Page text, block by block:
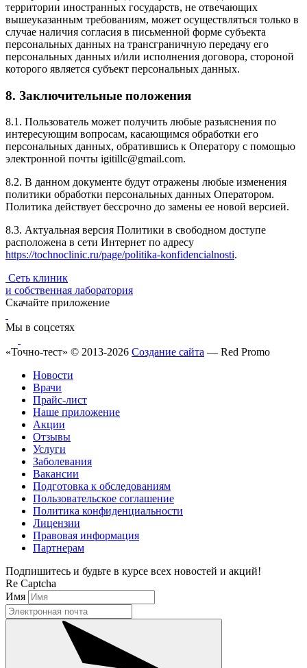
территории иностранных государств, не отвечающих
вышеуказанным требованиям, может осуществляться только в
случае наличия согласия в письменной форме субъекта
персональных данных на трансграничную передачу его
персональных данных и/или исполнения договора, стороной
которого является субъект персональных данных.
8. Заключительные положения
8.1. Пользователь может получить любые разъяснения по
интересующим вопросам, касающимся обработки его
персональных данных, обратившись к Оператору с помощью
электронной почты igitillc@gmail.com.
8.2. В данном документе будут отражены любые изменения
политики обработки персональных данных Оператором.
Политика действует бессрочно до замены ее новой версией.
8.3. Актуальная версия Политики в свободном доступе
расположена в сети Интернет по адресу
https://tochnoclinic.ru/page/politika-konfidencialnosti.
Сеть клиник
и собственная лаборатория
Скачайте приложение
Мы в соцсетях
«Точно-тест» © 2013-2026 Создание сайта — Red Promo
Новости
Врачи
Прайс-лист
Наше приложение
Акции
Отзывы
Услуги
Заболевания
Вакансии
Подготовка к обследованиям
Пользовательское соглашение
Политика конфиденциальности
Лицензии
Правовая информация
Партнерам
Подпишитесь и будьте в курсе всех новостей и акций!
Re Captcha
Имя